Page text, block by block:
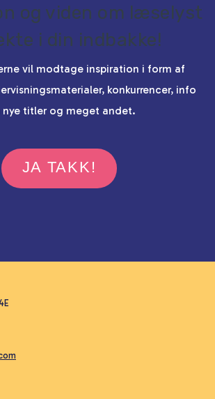
og viden om læselyst
i din indbakke!
vil modtage inspiration i form af
konkurrencer, info
nye titler og meget andet.
JA TAKK!